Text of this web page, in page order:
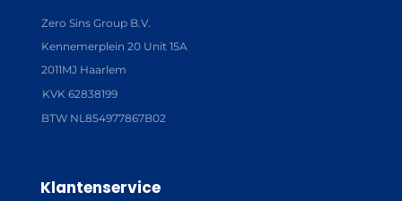
Zero Sins Group B.V.
Kennemerplein 20 Unit 15A
2011MJ Haarlem
KVK 62838199
BTW NL854977867B02
Klantenservice